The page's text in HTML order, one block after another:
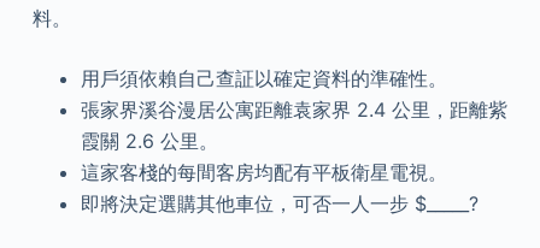
料。
用戶須依賴自己查証以確定資料的準確性。
張家界溪谷漫居公寓距離袁家界 2.4 公里，距離紫
霞關 2.6 公里。
這家客棧的每間客房均配有平板衛星電視。
即將決定選購其他車位，可否一人一步 $_____?